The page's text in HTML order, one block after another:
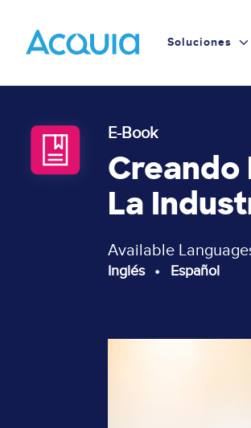
main
Soluciones
E-Book
Creando
La
Available
Inglés Español